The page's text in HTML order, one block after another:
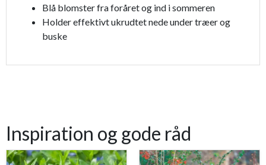
Blå blomster fra foråret og ind i sommeren
Holder effektivt ukrudtet nede under træer og
buske
Inspiration og gode råd